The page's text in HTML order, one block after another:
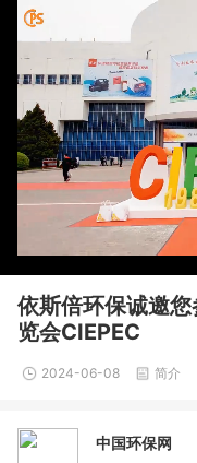
依斯倍环保诚邀
览会CIEPEC
2024-06-08 简介
中国环保网